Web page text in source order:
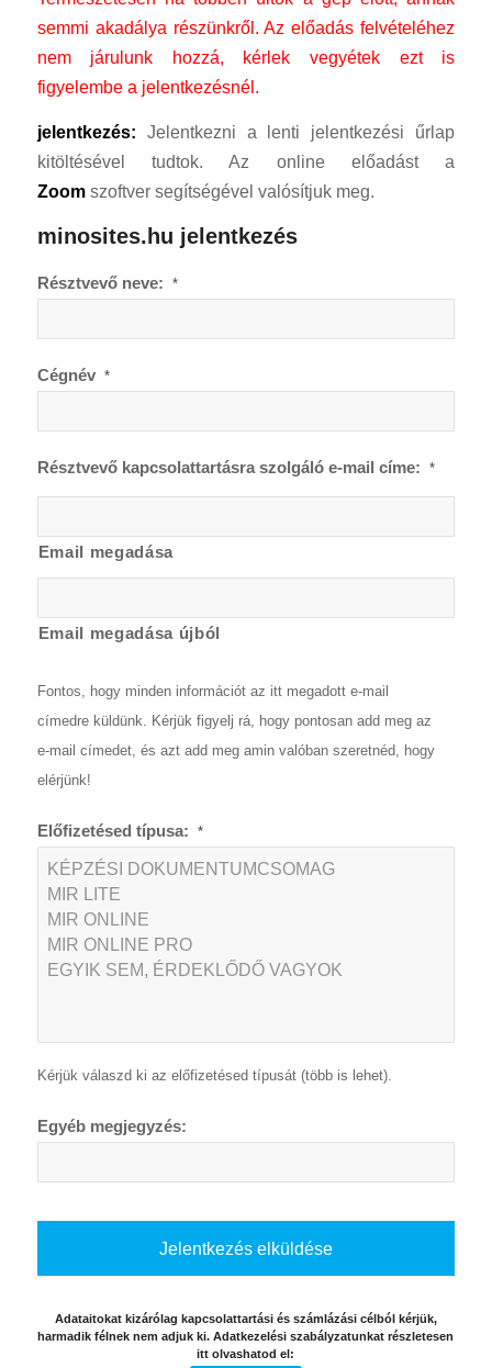
semmi akadálya részünkről.Az előadás felvételéhez
nem járulunk hozzá, kérlek vegyétek ezt is
figyelembe a jelentkezésnél.
jelentkezés: Jelentkezni a lenti jelentkezési űrlap
kitöltésével tudtok. Az online előadást a
Zoomszoftver segítségével valósítjuk meg.
minosites.hu jelentkezés
Résztvevő neve: *
Cégnév *
Résztvevő kapcsolattartásra szolgáló e-mail címe: *
Email megadása
Email megadása újból
Fontos, hogy minden információt az itt megadott e-mail
címedre küldünk. Kérjük figyelj rá, hogy pontosan add meg az
e-mail címedet, és azt add meg amin valóban szeretnéd, hogy
elérjünk!
Előfizetésed típusa: *
Kérjük válaszd ki az előfizetésed típusát (több is lehet).
Egyéb megjegyzés:
Adataitokat kizárólag kapcsolattartási és számlázási célból kérjük,
harmadik félnek nem adjuk ki. Adatkezelési szabályzatunkat részletesen
itt olvashatod el: